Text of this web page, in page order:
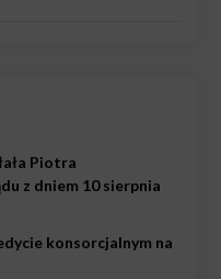
Piotra
z dniem 10 sierpnia
konsorcjalnym na